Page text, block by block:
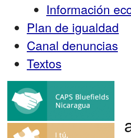
Información
Plan de igualdad
Canal denuncias
Textos